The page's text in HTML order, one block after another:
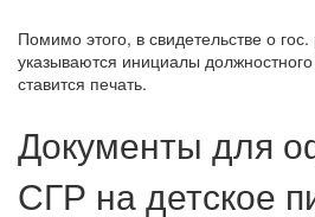
Помимо этого, в свидетельстве о гос.
указываются инициалы
ставится печать.
Документы для
СГР на детское